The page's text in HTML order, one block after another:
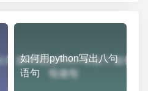
如何用python写出八句
语句